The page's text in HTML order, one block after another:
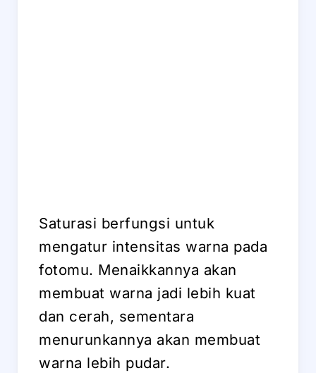
Saturasi berfungsi untuk
mengatur intensitas warna pada
fotomu. Menaikkannya akan
membuat warna jadi lebih kuat
dan cerah, sementara
menurunkannya akan membuat
warna lebih pudar.